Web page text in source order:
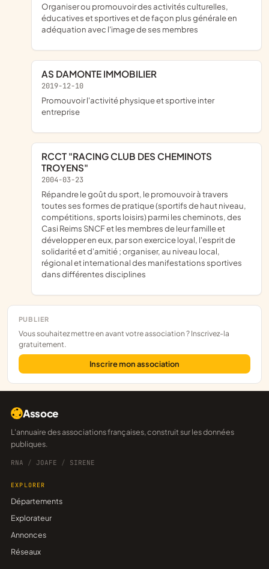
PUBLIER
Vous souhaitez mettre en avant votre association ? Inscrivez-la
gratuitement.
Inscrire mon association
organiser ou promouvoir des activités culturelles,
éducatives et sportives et de façon plus générale en
adéquation avec l'image de ses membres
AS DAMONTE IMMOBILIER
2019-12-10
promouvoir l'activité physique et sportive inter
entreprise
RCCT "RACING CLUB DES CHEMINOTS
TROYENS"
2004-03-23
répandre le goût du sport, le promouvoir à travers
toutes ses formes de pratique (sportifs de haut niveau,
compétitions, sports loisirs) parmi les cheminots, des
Casi Reims SNCF et les membres de leur famille et
développer en eux, par son exercice loyal, l'esprit de
solidarité et d'amitié ; organiser, au niveau local,
régional et international des manifestations sportives
dans différentes disciplines
Assoce
L'annuaire des associations françaises, construit sur les données
publiques.
RNA / JOAFE / SIRENE
EXPLORER
Départements
Explorateur
Annonces
Réseaux